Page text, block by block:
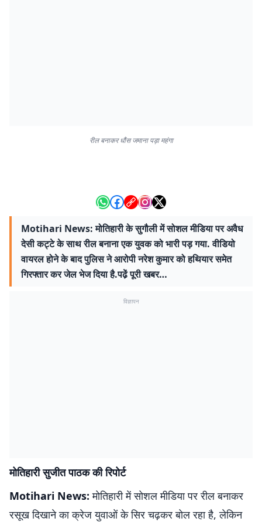
रील बनाकर धौंस जमाना पड़ा महंगा
Motihari News: मोतिहारी के सुगौली में सोशल मीडिया पर अवैध
देसी कट्टे के साथ रील बनाना एक युवक को भारी पड़ गया. वीडियो
वायरल होने के बाद पुलिस ने आरोपी नरेश कुमार को हथियार समेत
गिरफ्तार कर जेल भेज दिया है.पढे़ं पूरी खबर…
विज्ञापन
मोतिहारी सुजीत पाठक की रिपोर्ट
Motihari News: मोतिहारी में सोशल मीडिया पर रील बनाकर
रसूख दिखाने का क्रेज युवाओं के सिर चढ़कर बोल रहा है, लेकिन